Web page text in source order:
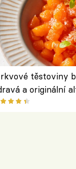
těstoviny
a originální